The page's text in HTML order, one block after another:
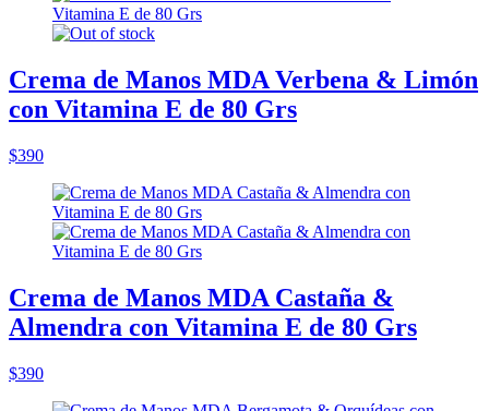
Crema de Manos MDA Verbena & Limón
con Vitamina E de 80 Grs
$390
Crema de Manos MDA Castaña &
Almendra con Vitamina E de 80 Grs
$390